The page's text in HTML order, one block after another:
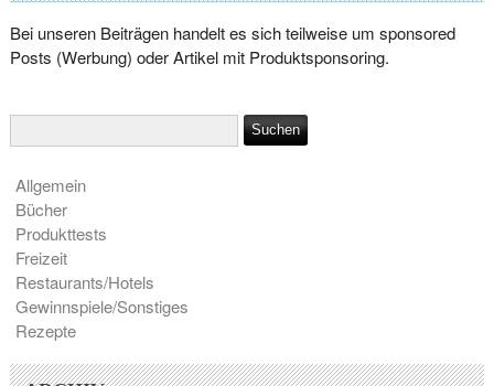
Bei unseren Beiträgen handelt es sich teilweise um sponsored
Posts (Werbung) oder Artikel mit Produktsponsoring.
Allgemein
Bücher
Produkttests
Freizeit
Restaurants/Hotels
Gewinnspiele/Sonstiges
Rezepte